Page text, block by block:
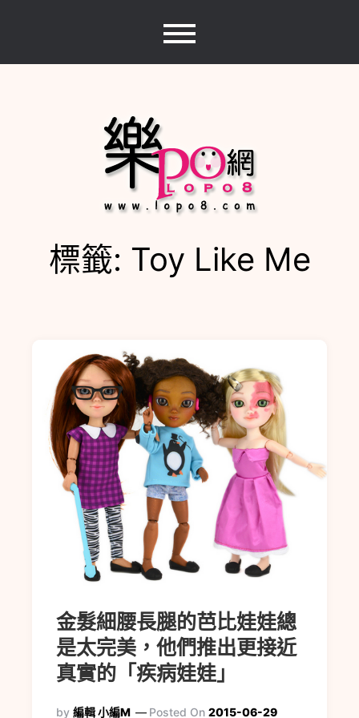
分享你的樂事，樂PO吧~
標籤: Toy Like Me
金髮細腰長腿的芭比娃娃總
是太完美，他們推出更接近
真實的「疾病娃娃」
by 編輯 小編M Posted On 2015-06-29